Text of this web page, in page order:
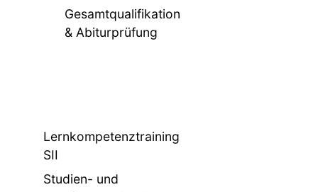
Gesamtqualifikation
& Abiturprüfung
Lernkompetenztraining
SII
Studien- und